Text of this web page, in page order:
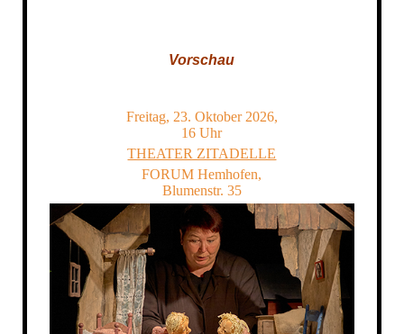
Vorschau
Freitag, 23. Oktober 2026,
16 Uhr
THEATER ZITADELLE
FORUM Hemhofen,
Blumenstr. 35